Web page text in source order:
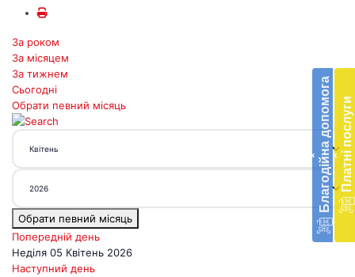
‹ Благодійна допомогав
‹ Платні послуги
За роком
За місяцем
За тижнем
Сьогодні
Обрати певний місяць
Обрати певний місяць
Попередній день
Неділя 05 Квітень 2026
Наступний день